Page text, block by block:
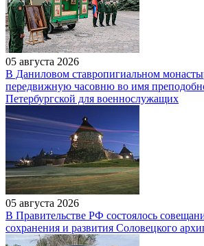
05 августа 2026
В Даниловом ставропигиальном
передвижную часовню во имя
Петербургской для военнослужащих
05 августа 2026
В Правительстве РФ состоялось
сохранения и развития Соловецкого